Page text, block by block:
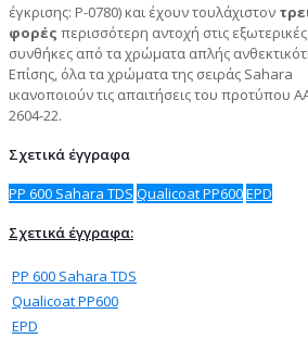
έγκρισης: P-0780) και έχουν τουλάχιστον
φορές περισσότερη αντοχή στις εξωτερικές
συνθήκες από τα χρώματα απλής
Επίσης, όλα τα χρώματα της σειράς Sahara
ικανοποιούν τις απαιτήσεις του προτύπου
2604-22.
Σχετικά έγγραφα
PP 600 Sahara TDS Qualicoat PP600EPD
Σχετικά έγγραφα:
PP 600 Sahara TDS
Qualicoat PP600
EPD